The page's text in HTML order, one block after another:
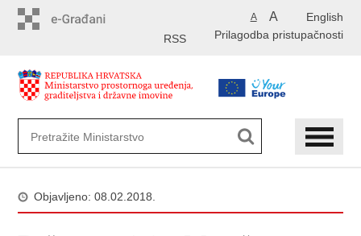
English
A A
Prilagodba pristupačnosti
RSS
Objavljeno: 08.02.2018.